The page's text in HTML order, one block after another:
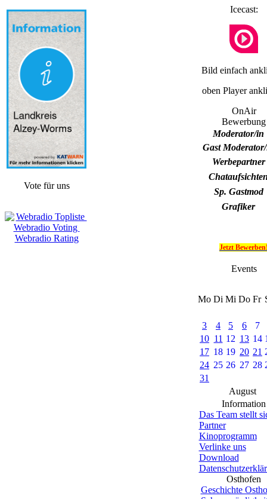
Vote für uns
Icecast:
Bild einfach
oben Player
OnAir
Bewerbung
Moderator/in
Gast
Werbepartner
Sp. Gastmod
Grafiker
Jetzt
Events
Mo Di Mi Do Fr
3 4 5 6
7
10 11 12 13 14
17 18 19 20 21
24 25 26 27 28
31
August
Information
Das Team stellt
Partner
Kinoprogramm
Verlinke uns
Download
Osthofen
Geschichte